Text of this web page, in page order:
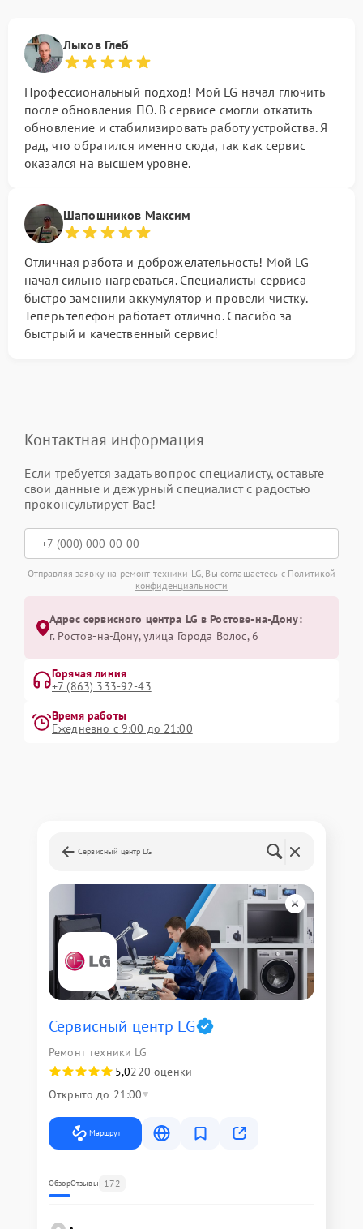
Лыков Глеб
Профессиональный подход! Мой LG начал глючить
после обновления ПО. В сервисе смогли откатить
обновление и стабилизировать работу устройства. Я
рад, что обратился именно сюда, так как сервис
оказался на высшем уровне.
Шапошников Максим
Отличная работа и доброжелательность! Мой LG
начал сильно нагреваться. Специалисты сервиса
быстро заменили аккумулятор и провели чистку.
Теперь телефон работает отлично. Спасибо за
быстрый и качественный сервис!
Контактная информация
Если требуется задать вопрос специалисту, оставьте
свои данные и дежурный специалист с радостью
проконсультирует Вас!
Отправляя заявку на ремонт техники LG, Вы соглашаетесь с Политикой
конфиденциальности
Адрес сервисного центра LG в Ростове-на-Дону:
г. Ростов-на-Дону, улица Города Волос, 6
Горячая линия
+7 (863) 333-92-43
Время работы
Ежедневно с 9:00 до 21:00
Сервисный центр LG
Сервисный центр LG
Ремонт техники LG
5,0220 оценки
Открыто до 21:00
Маршрут
ОбзорОтзывы 172